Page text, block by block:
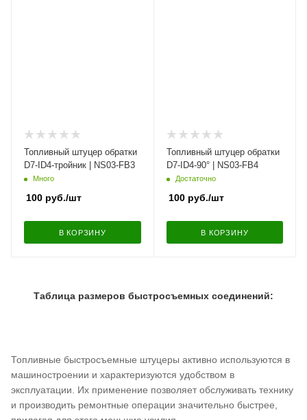
Топливный штуцер обратки
D7-ID4-тройник | NS03-FB3
Много
100 руб./шт
В КОРЗИНУ
Топливный штуцер обратки
D7-ID4-90° | NS03-FB4
Достаточно
100руб./шт
В КОРЗИНУ
Таблица размеров быстросъемных соединений:
Топливные быстросъемные штуцеры активно используются в
машиностроении и характеризуются удобством в
эксплуатации. Их применение позволяет обслуживать технику
и производить ремонтные операции значительно быстрее,